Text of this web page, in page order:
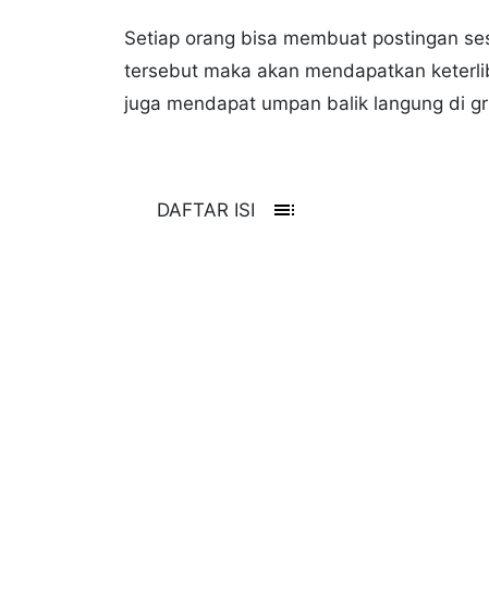
Setiap orang bisa membuat postingan
tersebut maka akan mendapatkan
juga mendapat umpan balik langung di
DAFTAR ISI toc